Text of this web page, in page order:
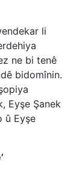
li
ne bi tenê
bidomînin.
Eyşe Şanek
û Eyşe